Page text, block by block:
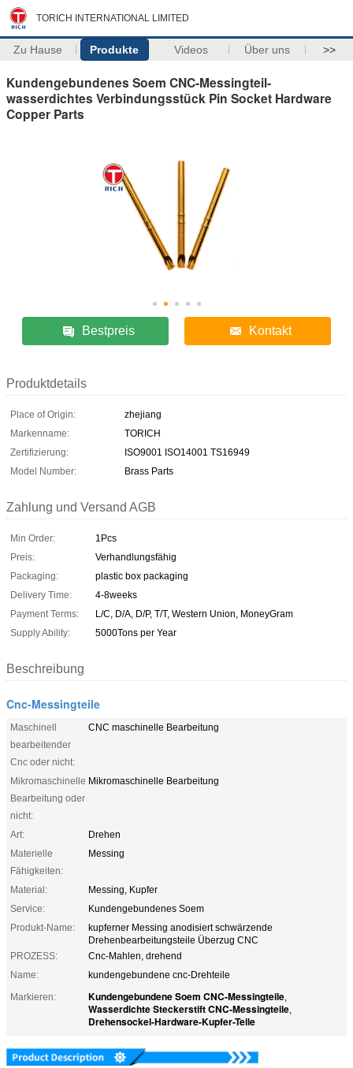
TORICH INTERNATIONAL LIMITED
Zu Hause Produkte Videos Über uns >>
Kundengebundenes Soem CNC-Messingteil-
wasserdichtes Verbindungsstück Pin Socket Hardware
Copper Parts
Bestpreis Kontakt
Produktdetails
Place of Origin:
zhejiang
Markenname:
TORICH
Zertifizierung:
ISO9001 ISO14001 TS16949
Model Number:
Brass Parts
Zahlung und Versand AGB
Min Order:
1Pcs
Preis:
Verhandlungsfähig
Packaging:
plastic box packaging
Delivery Time:
4-8weeks
Payment Terms:
L/C, D/A, D/P, T/T, Western Union, MoneyGram
Supply Ability:
5000Tons per Year
Beschreibung
Cnc-Messingteile
Maschinell
bearbeitender
Cnc oder nicht:
CNC maschinelle Bearbeitung
Mikromaschinelle
Bearbeitung oder
nicht:
Mikromaschinelle Bearbeitung
Art:
Drehen
Materielle
Fähigkeiten:
Messing
Material:
Messing, Kupfer
Service:
Kundengebundenes Soem
Produkt-Name:
kupferner Messing anodisiert schwärzende
Drehenbearbeitungsteile Überzug CNC
PROZESS:
Cnc-Mahlen, drehend
Name:
kundengebundene cnc-Drehteile
Markieren:
Kundengebundene Soem CNC-Messingteile,
Wasserdichte Steckerstift CNC-Messingteile,
Drehensockel-Hardware-Kupfer-Teile